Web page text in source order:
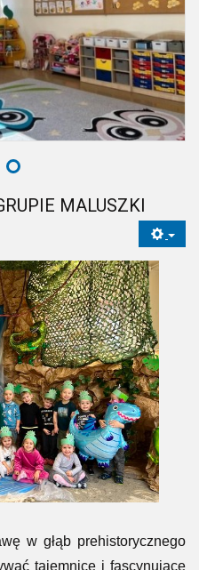
MALUSZKI
w głąb prehistorycznego
tajemnice i fascynujące